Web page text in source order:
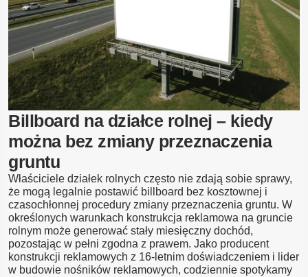
Kontakt
Billboard na działce rolnej – kiedy
można bez zmiany przeznaczenia
gruntu
Właściciele działek rolnych często nie zdają sobie sprawy,
że mogą legalnie postawić billboard bez kosztownej i
czasochłonnej procedury zmiany przeznaczenia gruntu. W
określonych warunkach konstrukcja reklamowa na gruncie
rolnym może generować stały miesięczny dochód,
pozostając w pełni zgodna z prawem. Jako producent
konstrukcji reklamowych z 16-letnim doświadczeniem i lider
w budowie nośników reklamowych, codziennie spotykamy